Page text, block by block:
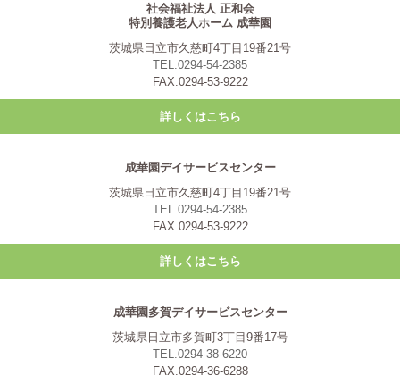
社会福祉法人 正和会
特別養護老人ホーム 成華園
茨城県日立市久慈町4丁目19番21号
TEL.0294-54-2385
FAX.0294-53-9222
詳しくはこちら
成華園デイサービスセンター
茨城県日立市久慈町4丁目19番21号
TEL.0294-54-2385
FAX.0294-53-9222
詳しくはこちら
成華園多賀デイサービスセンター
茨城県日立市多賀町3丁目9番17号
TEL.0294-38-6220
FAX.0294-36-6288